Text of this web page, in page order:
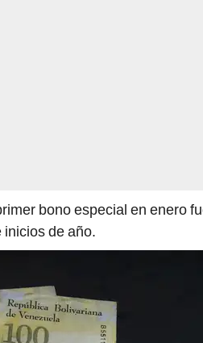
bono especial en enero fue
de año.